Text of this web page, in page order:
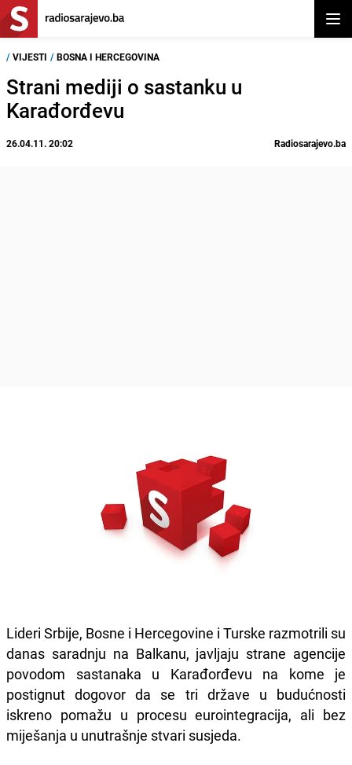
/ VIJESTI / BOSNA I HERCEGOVINA
Strani mediji o sastanku u
Karađorđevu
26.04.11. 20:02 Radiosarajevo.ba
Lideri Srbije, Bosne i Hercegovine i Turske razmotrili su
danas saradnju na Balkanu, javljaju strane agencije
povodom sastanaka u Karađorđevu na kome je
postignut dogovor da se tri države u budućnosti
iskreno pomažu u procesu eurointegracija, ali bez
miješanja u unutrašnje stvari susjeda.